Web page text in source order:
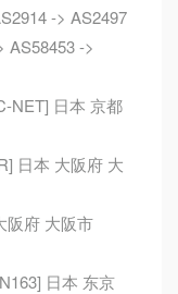
-> AS2497
AS58453 ->
NET] 日本 京都
日本 大阪府 大
阪府 大阪市
日本 东京